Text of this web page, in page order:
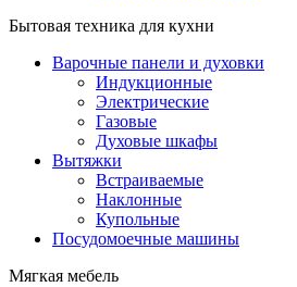
Бытовая техника для кухни
Варочные панели и духовки
Индукционные
Электрические
Газовые
Духовые шкафы
Вытяжки
Встраиваемые
Наклонные
Купольные
Посудомоечные машины
Мягкая мебель